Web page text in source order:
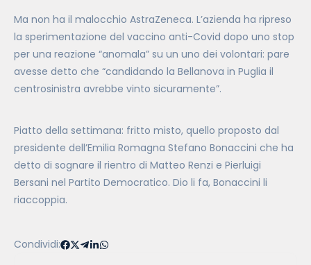
Ma non ha il malocchio AstraZeneca. L’azienda ha ripreso
la sperimentazione del vaccino anti-Covid dopo uno stop
per una reazione “anomala” su un uno dei volontari: pare
avesse detto che “candidando la Bellanova in Puglia il
centrosinistra avrebbe vinto sicuramente”.
Piatto della settimana: fritto misto, quello proposto dal
presidente dell’Emilia Romagna Stefano Bonaccini che ha
detto di sognare il rientro di Matteo Renzi e Pierluigi
Bersani nel Partito Democratico. Dio li fa, Bonaccini li
riaccoppia.
Condividi: